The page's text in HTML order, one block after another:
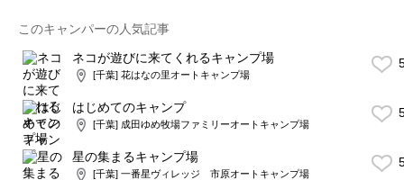
このキャンパーの人気記事
ネコが遊びに来てくれるキャンプ場
[千葉] 花はなの里オートキャンプ場
はじめてのキャンプ
[千葉] 成田ゆめ牧場ファミリーオートキャンプ場
星の集まるキャンプ場
[千葉] 一番星ヴィレッジ 市原オートキャンプ場